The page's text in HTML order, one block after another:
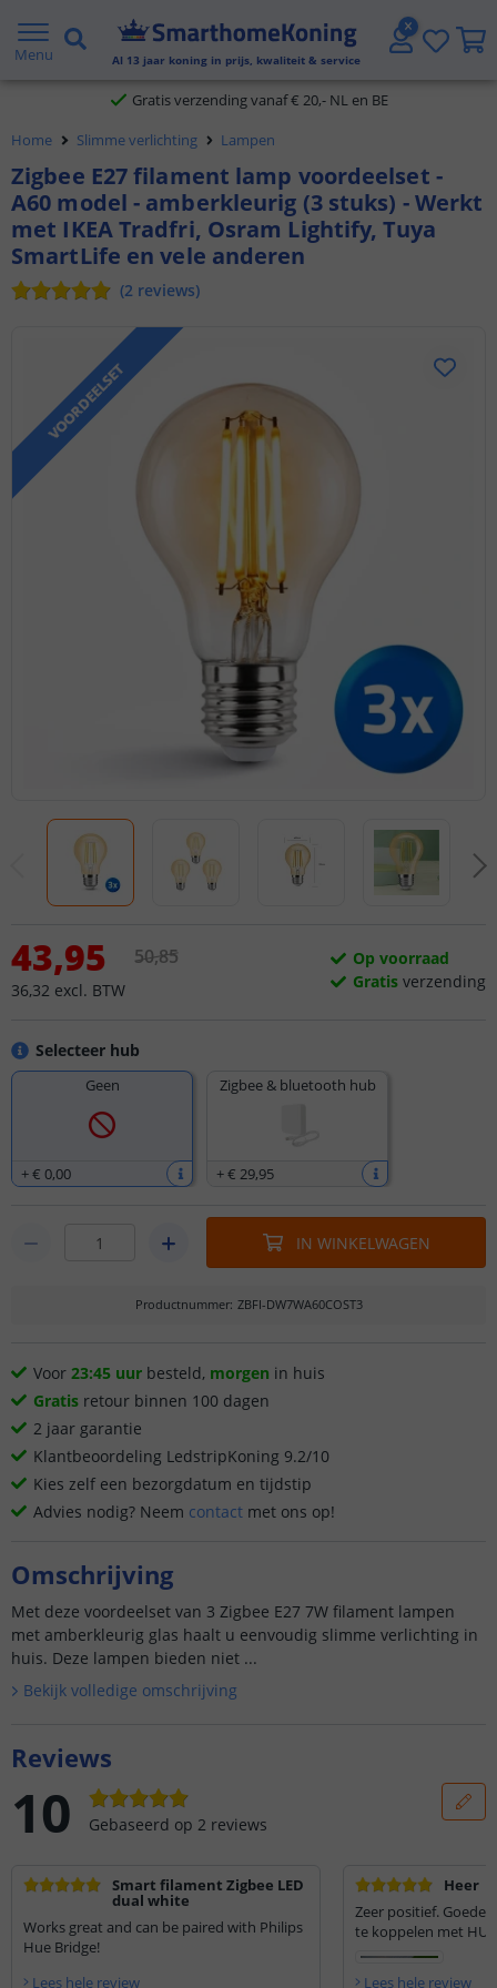
Menu Al 13 jaar koning in prijs, kwaliteit & service
2 jaar garantie
Gratis verzending vanaf € 20,- NL en BE
Klantbeoordeling 9.1
Voor 23:45 uur besteld,morgen in huis
Home Slimme verlichting Lampen
Zigbee E27 filament lamp voordeelset -
A60 model - amberkleurig (3 stuks) - Werkt
met IKEA Tradfri, Osram Lightify, Tuya
SmartLife en vele anderen
(2 reviews)
VOORDEELSET
Selecteer hub
Geen
+€ 0,00
Zigbee & bluetooth hub
+€ 29,95
43,95
36,32 excl. BTW
50,85
Op voorraad
Gratis verzending
IN WINKELWAGEN
Productnummer: ZBFI-DW7WA60COST3
Voor 23:45 uur besteld, morgen in huis
Gratis retour binnen 100 dagen
2 jaar garantie
Klantbeoordeling LedstripKoning 9.2/10
Kies zelf een bezorgdatum en tijdstip
Advies nodig? Neem contact met ons op!
Omschrijving
Met deze voordeelset van 3 Zigbee E27 7W filament lampen
met amberkleurig glas haalt u eenvoudig slimme verlichting in
huis. Deze lampen bieden niet ...
Bekijk volledige omschrijving
Reviews
10 Gebaseerd op 2 reviews
Smart filament Zigbee LED
dual white
Works great and can be paired with Philips
Hue Bridge!
Lees hele review
Heer
Zeer positief. Goede
te koppelen met
Lees hele review